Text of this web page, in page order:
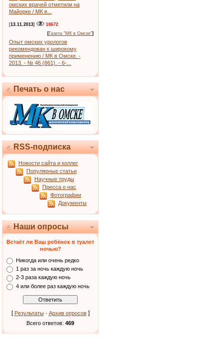
омских врачей отметили на
Майорке / МК в...
[13.11.2013]
10672
[Газета "МК в Омске"]
Опыт омских урологов
рекомендован к широкому
применению / МК в Омске. -
2013. - № 46 (861). - 6-...
Печать о нас
RSS-подписка
Новости сайта и коллег
Популярные статьи
Научные труды
Пресса о нас
Фотографии
Документы
Наши опросы
Встаёт ли Ваш ребёнок в туалет
ночью?
Никогда или очень редко
1 раз за ночь каждую ночь
2-3 раза каждую ночь
4 или более раз каждую ночь
[ Результаты· Архив опросов]
Всего ответов: 469